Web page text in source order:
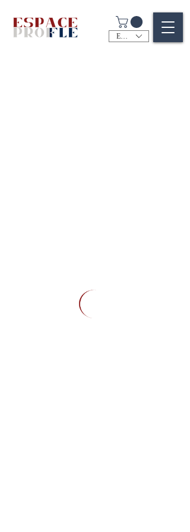
EUR (€)